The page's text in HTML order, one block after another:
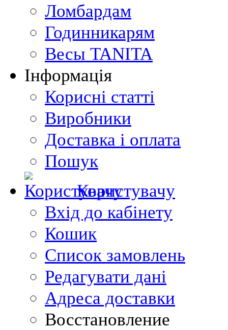
Ломбардам
Годинникарям
Весы TANITA
Інформація
Корисні статті
Виробники
Доставка і оплата
Пошук
Користувачу
Вхід до кабінету
Кошик
Список замовлень
Редагувати дані
Адреса доставки
Восстановление